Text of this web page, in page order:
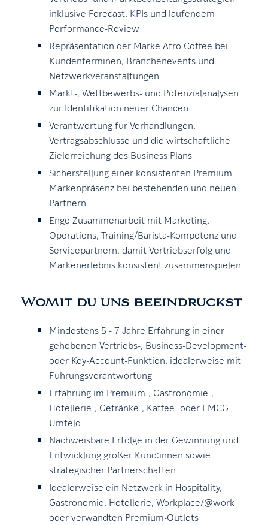
inklusive Forecast, KPIs und laufendem
Performance-Review
Repräsentation der Marke Afro Coffee bei
Kundenterminen, Branchenevents und
Netzwerkveranstaltungen
Markt-, Wettbewerbs- und Potenzialanalysen
zur Identifikation neuer Chancen
Verantwortung für Verhandlungen,
Vertragsabschlüsse und die wirtschaftliche
Zielerreichung des Business Plans
Sicherstellung einer konsistenten Premium-
Markenpräsenz bei bestehenden und neuen
Partnern
Enge Zusammenarbeit mit Marketing,
Operations, Training/Barista-Kompetenz und
Servicepartnern, damit Vertriebserfolg und
Markenerlebnis konsistent zusammenspielen
Womit du uns beeindruckst
Mindestens 5 - 7 Jahre Erfahrung in einer
gehobenen Vertriebs-, Business-Development-
oder Key-Account-Funktion, idealerweise mit
Führungsverantwortung
Erfahrung im Premium-, Gastronomie-,
Hotellerie-, Getränke-, Kaffee- oder FMCG-
Umfeld
Nachweisbare Erfolge in der Gewinnung und
Entwicklung großer Kund:innen sowie
strategischer Partnerschaften
Idealerweise ein Netzwerk in Hospitality,
Gastronomie, Hotellerie, Workplace/@work
oder verwandten Premium-Outlets